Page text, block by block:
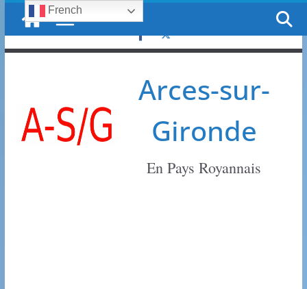
Passer
contenu
samedi, 8 août, 2026
Arces-sur-
Gironde
En Pays Royannais
French